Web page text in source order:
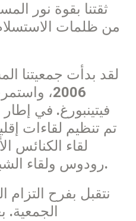
ثقتنا بقوة نور
من ظلمات
لقد بدأت جمعيتنا
فيتينبورغ. في
تم تنظيم لقاءات
لقاء الكنائس
رودوس ولقاء الشبيبة في سان موريس.
نتقبل بفرح